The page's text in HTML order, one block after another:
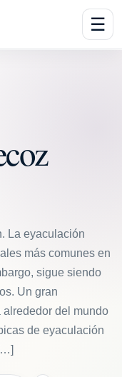
☰
La eyaculación
más comunes en
sigue siendo
Un gran
del mundo
de eyaculación